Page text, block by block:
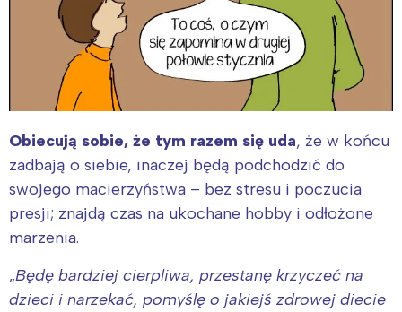
Obiecują sobie, że tym razem się uda, że w końcu
zadbają o siebie, inaczej będą podchodzić do
swojego macierzyństwa – bez stresu i poczucia
presji; znajdą czas na ukochane hobby i odłożone
marzenia.
„Będę bardziej cierpliwa, przestanę krzyczeć na
dzieci i narzekać, pomyślę o jakiejś zdrowej diecie